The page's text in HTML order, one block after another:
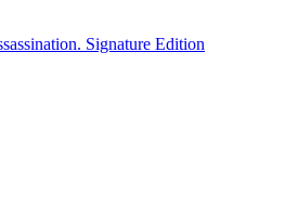
Signature Edition